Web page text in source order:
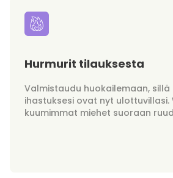
Hurmurit tilauksesta
Valmistaudu huokailemaan,
ihastuksesi ovat nyt ulottuvillasi.
kuumimmat miehet suoraan